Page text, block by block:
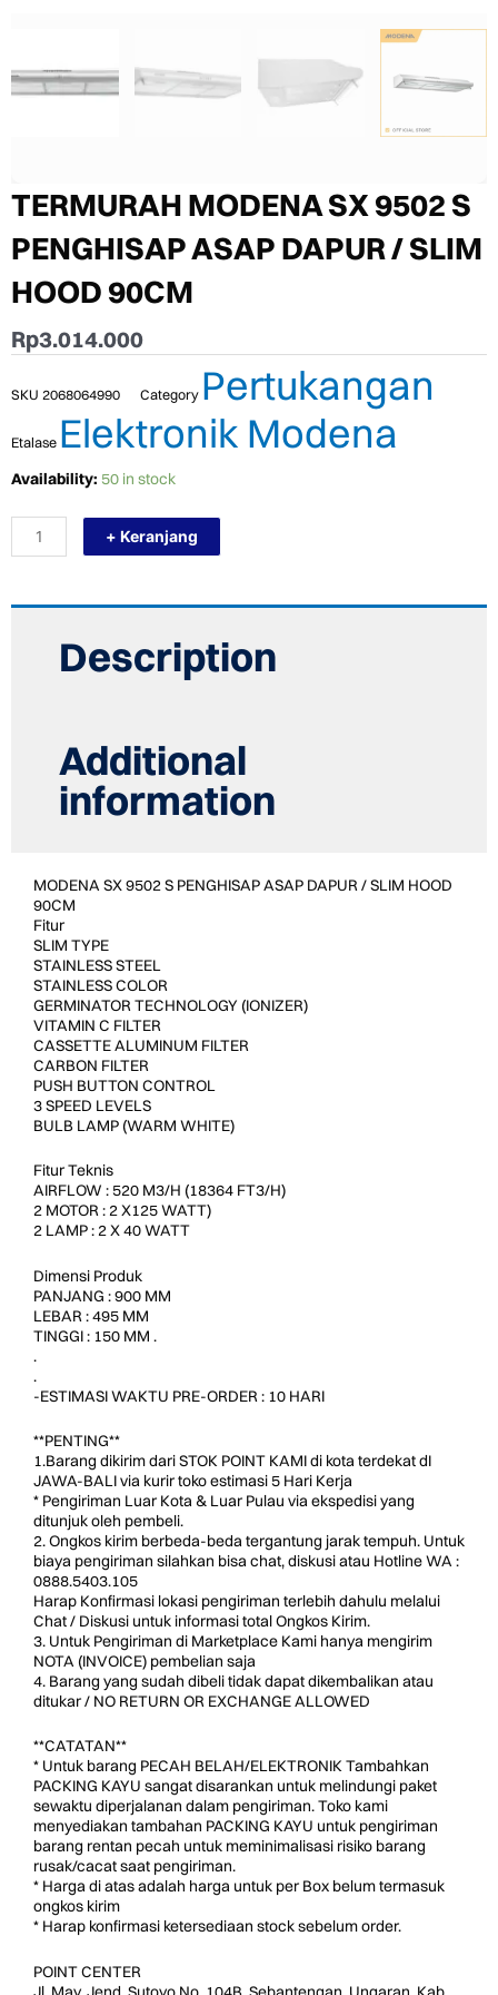
TERMURAH MODENA SX 9502 S
PENGHISAP ASAP DAPUR / SLIM
HOOD 90CM
Rp3.014.000
SKU 2068064990 Category Pertukangan
Etalase Elektronik Modena
Availability: 50 in stock
TERMURAH
SX
9502
S
+ Keranjang
Description
Additional
information
MODENA SX 9502 S PENGHISAP ASAP DAPUR / SLIM HOOD
90CM
Fitur
SLIM TYPE
STAINLESS STEEL
STAINLESS COLOR
GERMINATOR TECHNOLOGY (IONIZER)
VITAMIN C FILTER
CASSETTE ALUMINUM FILTER
CARBON FILTER
PUSH BUTTON CONTROL
3 SPEED LEVELS
BULB LAMP (WARM WHITE)
Fitur Teknis
AIRFLOW : 520 M3/H (18364 FT3/H)
2 MOTOR : 2 X125 WATT)
2 LAMP : 2 X 40 WATT
Dimensi Produk
PANJANG : 900 MM
LEBAR : 495 MM
TINGGI : 150 MM .
.
.
-ESTIMASI WAKTU PRE-ORDER : 10 HARI
**PENTING**
1.Barang dikirim dari STOK POINT KAMI di kota terdekat dI
JAWA-BALI via kurir toko estimasi 5 Hari Kerja
* Pengiriman Luar Kota & Luar Pulau via ekspedisi yang
ditunjuk oleh pembeli.
2. Ongkos kirim berbeda-beda tergantung jarak tempuh. Untuk
biaya pengiriman silahkan bisa chat, diskusi atau Hotline WA :
0888.5403.105
Harap Konfirmasi lokasi pengiriman terlebih dahulu melalui
Chat / Diskusi untuk informasi total Ongkos Kirim.
3. Untuk Pengiriman di Marketplace Kami hanya mengirim
NOTA (INVOICE) pembelian saja
4. Barang yang sudah dibeli tidak dapat dikembalikan atau
ditukar / NO RETURN OR EXCHANGE ALLOWED
**CATATAN**
* Untuk barang PECAH BELAH/ELEKTRONIK Tambahkan
PACKING KAYU sangat disarankan untuk melindungi paket
sewaktu diperjalanan dalam pengiriman. Toko kami
menyediakan tambahan PACKING KAYU untuk pengiriman
barang rentan pecah untuk meminimalisasi risiko barang
rusak/cacat saat pengiriman.
* Harga di atas adalah harga untuk per Box belum termasuk
ongkos kirim
* Harap konfirmasi ketersediaan stock sebelum order.
POINT CENTER